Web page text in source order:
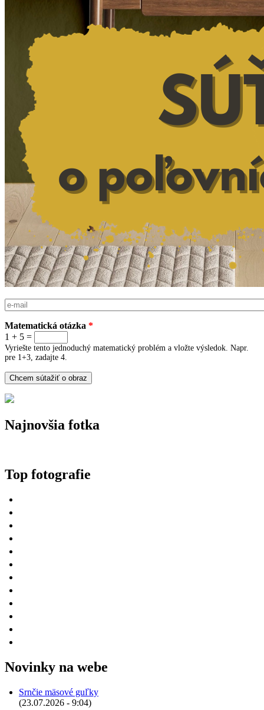
E-mail
Matematická otázka *
1 + 5 =
Vyriešte tento jednoduchý matematický problém a vložte výsledok. Napr.
pre 1+3, zadajte 4.
Najnovšia fotka
Top fotografie
Novinky na webe
Srnčie mäsové guľky
(23.07.2026 - 9:04)